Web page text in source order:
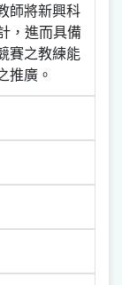
師將新興科
，進而具備
賽之教練能
推廣。